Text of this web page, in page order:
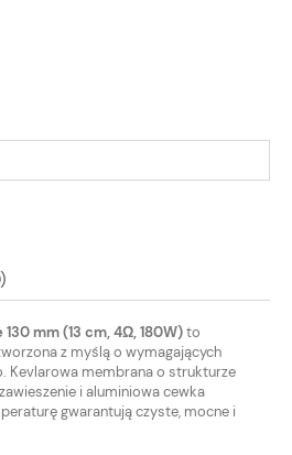
kosztów płatności
mm (13 cm, 4Ω, 180W)to
z myślą o wymagających
Kevlarowa membrana o strukturze
i aluminiowa cewka
gwarantują czyste, mocne i